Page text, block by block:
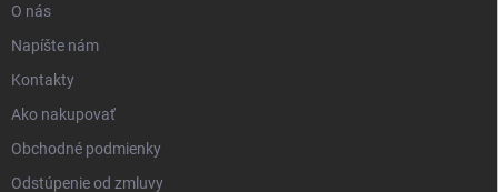
O nás
Napíšte nám
Kontakty
Ako nakupovať
Obchodné podmienky
Odstúpenie od zmluvy